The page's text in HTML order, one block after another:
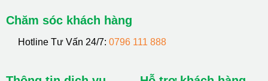
Chăm sóc khách hàng
Hotline Tư Vấn 24/7: 0796 111 888